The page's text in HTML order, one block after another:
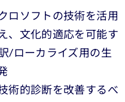
ロソフトの技術を活用
、文化的適応を可能す
/ローカライズ用の生
術的診断を改善するべ